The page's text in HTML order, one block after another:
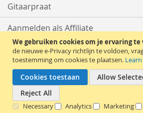
We gebruiken cookies om je ervaring
de nieuwe e-Privacy richtlijn te voldoen,
toestemming om cookies te plaatsen.
Cookies toestaan
Allow
Reject All
Necessary Analytics Marketing
Gitaarpraat
Aanmelden als Affiliate
Start met Verkopen